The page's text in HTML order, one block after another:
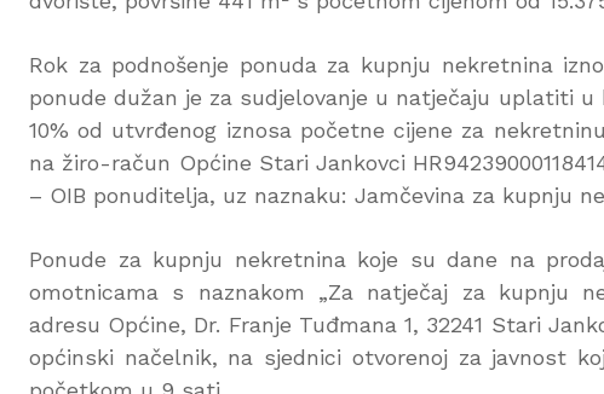
Rok za podnošenje ponuda za kupnju nekretnina
ponude dužan je za sudjelovanje u natječaju uplatiti
10% od utvrđenog iznosa početne cijene za
na žiro-račun Općine Stari Jankovci
– OIB ponuditelja, uz naznaku: Jamčevina za kupnju
Ponude za kupnju nekretnina koje su dane na
omotnicama s naznakom „Za natječaj za kupnju
adresu Općine, Dr. Franje Tuđmana 1, 32241 Stari
općinski načelnik, na sjednici otvorenoj za javnost